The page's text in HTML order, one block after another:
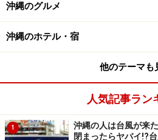
沖縄の梅雨の始まりは本土のそ
明けに梅雨入りすることが多い
地元では、旧暦の5月4日（年に
が新暦では6月初旬～中旬）に
事「糸満ハーレー」の頃に梅
沖縄のグルメ
沖縄のホテル・宿
他のテーマも
人気記事ラン
1
沖縄の人は台風が来
閉まったらヤバイ!?